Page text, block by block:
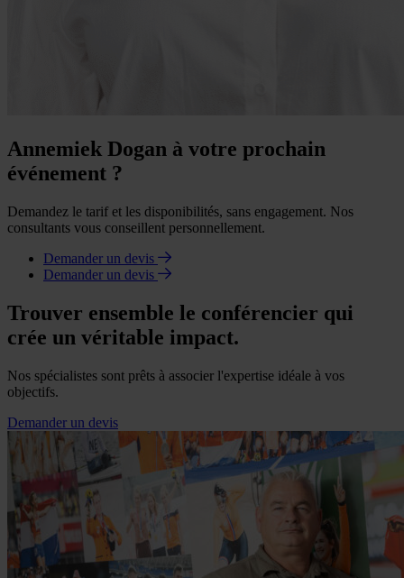
Annemiek Dogan à votre prochain
événement ?
Demandez le tarif et les disponibilités, sans engagement. Nos
consultants vous conseillent personnellement.
Demander un devis
Demander un devis
Trouver ensemble le conférencier qui
crée un véritable impact.
Nos spécialistes sont prêts à associer l'expertise idéale à vos
objectifs.
Demander un devis